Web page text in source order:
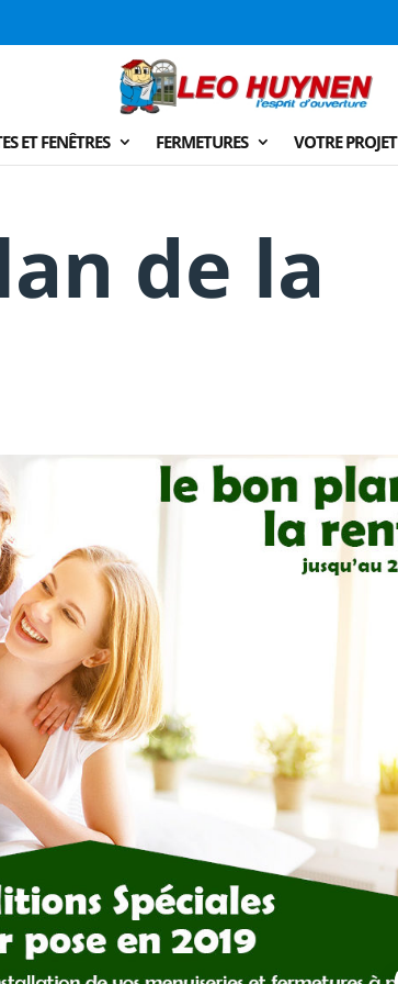
ET FENÊTRES FERMETURES VOTRE PROJET
de la